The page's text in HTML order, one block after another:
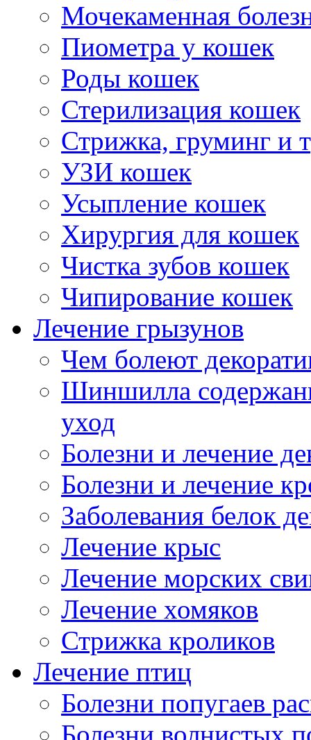
Мочекаменная
Пиометра у кошек
Роды кошек
Стерилизация кошек
Стрижка, груминг и
УЗИ кошек
Усыпление кошек
Хирургия для кошек
Чистка зубов кошек
Чипирование кошек
Лечение грызунов
Чем болеют
Шиншилла
уход
Болезни и лечение
Болезни и лечение
Заболевания белок
Лечение крыс
Лечение морских
Лечение хомяков
Стрижка кроликов
Лечение птиц
Болезни попугаев